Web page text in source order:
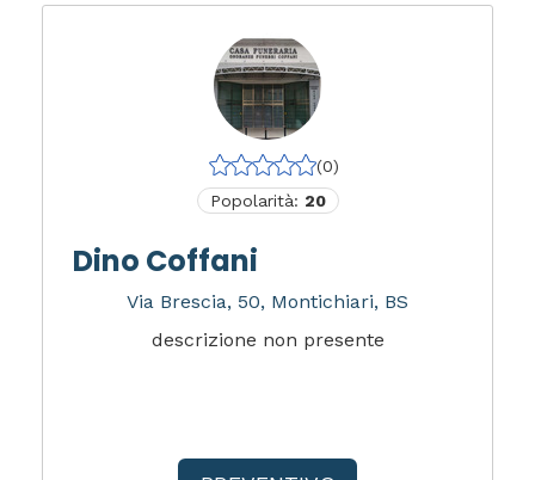
(0)
Popolarità: 20
Dino Coffani
Via Brescia, 50, Montichiari, BS
descrizione non presente